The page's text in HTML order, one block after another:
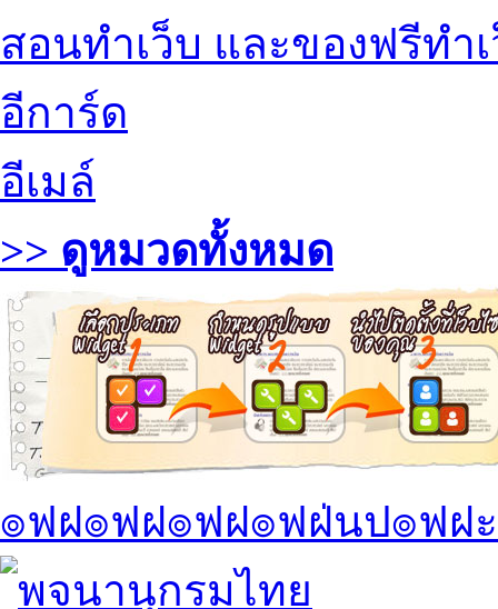
สอนทำเว็บ และของฟรีทำ
อีการ์ด
อีเมล์
>> ดูหมวดทั้งหมด
๏ฟฝ๏ฟฝ๏ฟฝ๏ฟฝ่นป๏ฟฝ